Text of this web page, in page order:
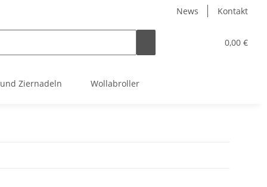
News Kontakt
0,00 €
Ziernadeln Wollabroller